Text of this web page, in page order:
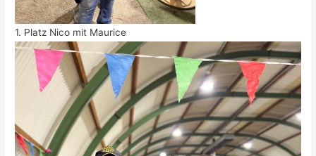
1. Platz Nico mit Maurice